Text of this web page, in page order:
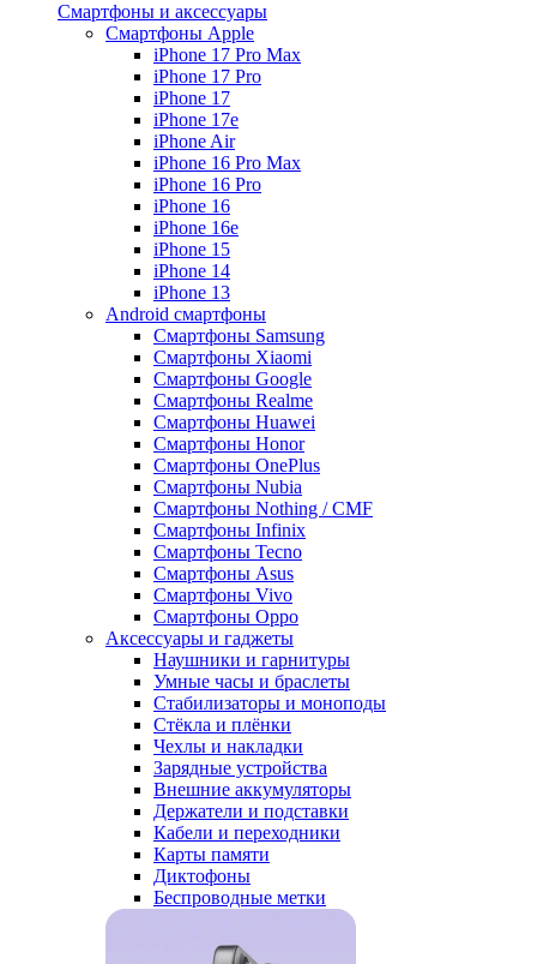
Смартфоны и аксессуары
Смартфоны Apple
iPhone 17 Pro Max
iPhone 17 Pro
iPhone 17
iPhone 17e
iPhone Air
iPhone 16 Pro Max
iPhone 16 Pro
iPhone 16
iPhone 16e
iPhone 15
iPhone 14
iPhone 13
Android cмартфоны
Смартфоны Samsung
Смартфоны Xiaomi
Смартфоны Google
Смартфоны Realme
Смартфоны Huawei
Смартфоны Honor
Смартфоны OnePlus
Смартфоны Nubia
Смартфоны Nothing / CMF
Смартфоны Infinix
Смартфоны Tecno
Смартфоны Asus
Смартфоны Vivo
Смартфоны Oppo
Аксессуары и гаджеты
Наушники и гарнитуры
Умные часы и браслеты
Стабилизаторы и моноподы
Стёкла и плёнки
Чехлы и накладки
Зарядные устройства
Внешние аккумуляторы
Держатели и подставки
Кабели и переходники
Карты памяти
Диктофоны
Беспроводные метки